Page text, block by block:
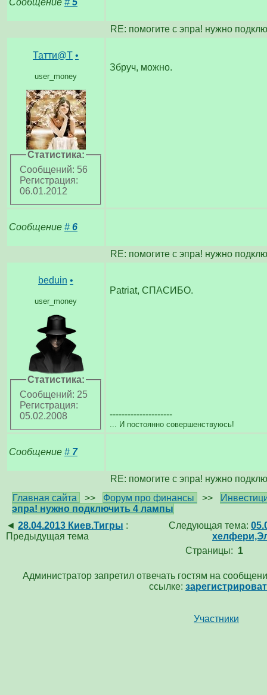
RE: помогите с эпра! нужно
Татти@T •
user_money
Статистика:
Сообщений: 56
Регистрация:
06.01.2012
Збруч, можно.
Сообщение # 6
RE: помогите с эпра! нужно
beduin •
user_money
Статистика:
Сообщений: 25
Регистрация:
05.02.2008
Patriat, СПАСИБО.
---------------------
... И постоянно совершенствуюсь!
Сообщение # 7
RE: помогите с эпра! нужно
Главная сайта
>> Форум про финансы >>
эпра! нужно подключить 4 лампы
◄ 28.04.2013 Киев.Тигры :
Предыдущая тема
Следующая тема:
Страницы: 1
Администратор запретил отвечать гостям на
ссылке:
Участники